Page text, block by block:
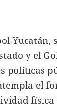
Yucatán,
y el
políticas
el
física